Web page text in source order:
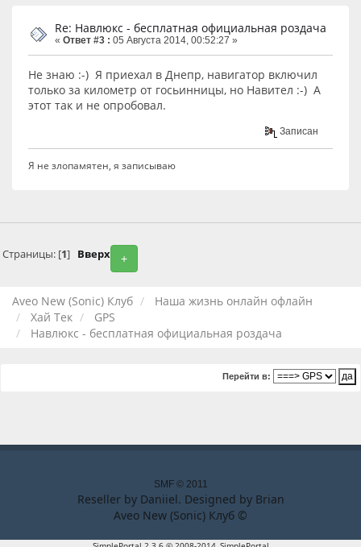
Re: Навлюкс - бесплатная официальная роздача
« Ответ #3 : 05 Августа 2014, 00:52:27 »
Не знаю :-) Я приехал в Днепр, навигатор включил
только за километр от госьинницы, но Навител :-) А
этот так и не опробовал.
Записан
Я не злопамятен, я записываю
+
Страницы: [1] Вверх
Aveo New (Sonic) Клуб
Наша жизнь онлайн офлайн
Хай Тек
GPS
Навлюкс - бесплатная официальная роздача
Перейти в:
SMF © 2011
Reseller by Daniiel. Designed by Brian
Aveo New (Sonic) Клуб ©